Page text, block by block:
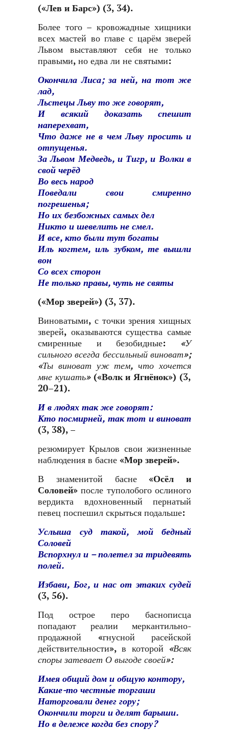
(«Лев и Барс») (3, 34).
Более того – кровожадные хищники
всех мастей во главе с царём зверей
Львом выставляют себя не только
правыми, но едва ли не святыми:
Окончила Лиса; за ней, на тот же
лад,
Льстецы Льву то же говорят,
И всякий доказать спешит
наперехват,
Что даже не в чем Льву просить и
отпущенья.
За Львом Медведь, и Тигр, и Волки в
свой черёд
Во весь народ
Поведали свои смиренно
погрешенья;
Но их безбожных самых дел
Никто и шевелить не смел.
И все, кто были тут богаты
Иль когтем, иль зубком, те вышли
вон
Со всех сторон
Не только правы, чуть не святы
(«Мор зверей») (3, 37).
Виноватыми, с точки зрения хищных
зверей, оказываются существа самые
смиренные и безобидные: «У
сильного всегда бессильный виноват»;
«Ты виноват уж тем, что хочется
мне кушать» («Волк и Ягнёнок») (3,
20–21).
И в людях так же говорят:
Кто посмирней, так тот и виноват
(3, 38), –
резюмирует Крылов свои жизненные
наблюдения в басне «Мор зверей».
В знаменитой басне«Осёл и
Соловей»после туполобого ослиного
вердикта вдохновенный пернатый
певец поспешил скрыться подальше:
Услыша суд такой, мой бедный
Соловей
Вспорхнул и – полетел за тридевять
полей.
Избави, Бог, и нас от этаких судей
(3, 56).
Под острое перо баснописца
попадают реалии меркантильно-
продажной «гнусной расейской
действительности», в которой «Всяк
споры затевает О выгоде своей»:
Имея общий дом и общую контору,
Какие-то честны́е торгаши
Наторговали денег гору;
Окончили торги и делят барыши.
Но в дележе когда без спору?